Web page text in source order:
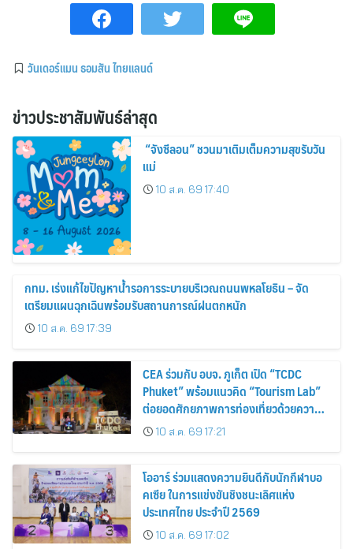
วันเดอร์แมน ธอมสัน ไทยแลนด์
ข่าวประชาสัมพันธ์ล่าสุด
“จังซีลอน” ชวนมาเติมเต็มความสุขรับวัน
แม่
10 ส.ค. 69 17:40
กทม. เร่งแก้ไขปัญหาน้ำรอการระบายบริเวณถนนพหลโยธิน – จัด
เตรียมแผนฉุกเฉินพร้อมรับสถานการณ์ฝนตกหนัก
10 ส.ค. 69 17:39
CEA ร่วมกับ อบจ. ภูเก็ต เปิด “TCDC
Phuket” พร้อมแนวคิด “Tourism Lab”
ต่อยอดศักยภาพการท่องเที่ยวด้วยความ
คิดสร้างสรรค์ ขับเคลื่อนเศรษฐกิจ
สร้างสรรค์ของภูเก็ต
10 ส.ค. 69 17:21
โออาร์ ร่วมแสดงความยินดีกับนักกีฬาบอ
คเซีย ในการแข่งขันชิงชนะเลิศแห่ง
ประเทศไทย ประจำปี 2569
10 ส.ค. 69 17:02